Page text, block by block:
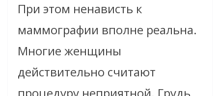
При этом ненависть к
маммографии вполне реальна.
Многие женщины
действительно считают